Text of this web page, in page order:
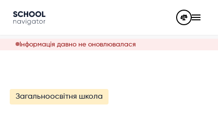
Інформація давно не оновлювалася
Загальноосвітня школа